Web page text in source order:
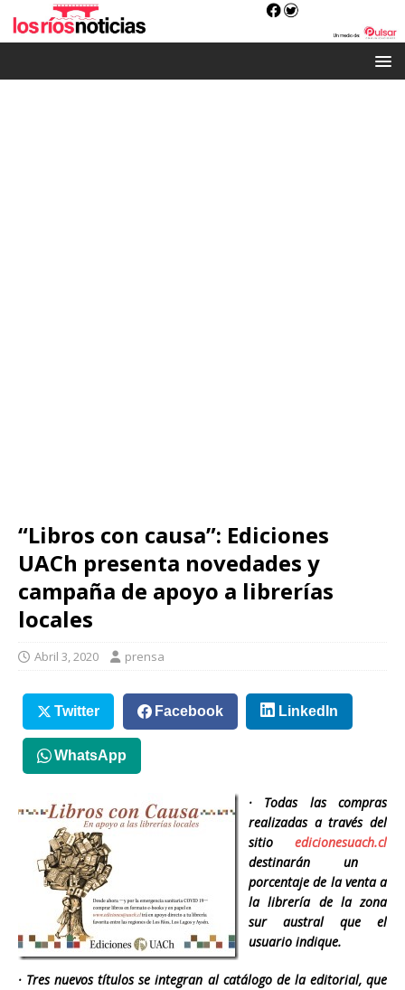
“Libros con causa”: Ediciones
UACh presenta novedades y
campaña de apoyo a librerías
locales
Abril 3, 2020 prensa
Twitter Facebook LinkedIn
WhatsApp
· Todas las compras
realizadas a través del
sitio edicionesuach.cl
destinarán un
porcentaje de la venta a
la librería de la zona
sur austral que el
usuario indique.
· Tres nuevos títulos se integran al catálogo de la editorial, que